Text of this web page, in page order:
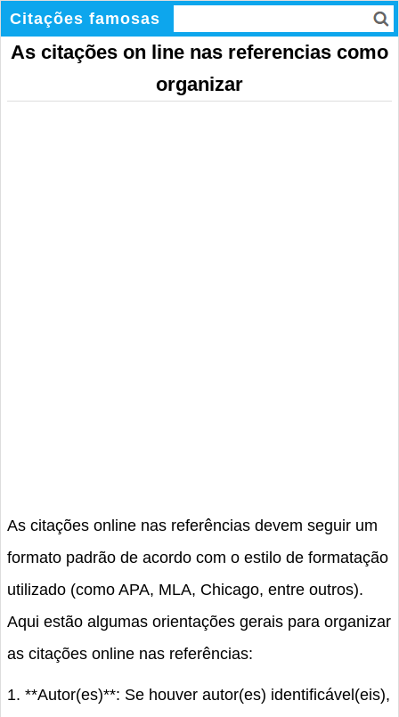
Citações famosas
As citações on line nas referencias como
organizar
As citações online nas referências devem seguir um
formato padrão de acordo com o estilo de formatação
utilizado (como APA, MLA, Chicago, entre outros).
Aqui estão algumas orientações gerais para organizar
as citações online nas referências:
1. **Autor(es)**: Se houver autor(es) identificável(eis),